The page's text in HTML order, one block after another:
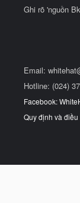
Ghi rõ 'nguồn
Email:
Hotline: (024)
Facebook:
Quy định và